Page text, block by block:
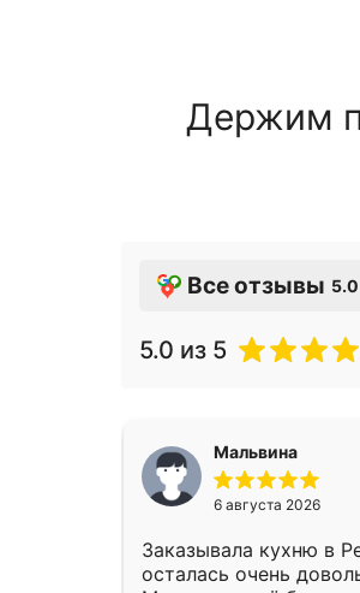
Держим
Все отзывы 5.0
5.0 из 5
Мальвина
6 августа 2026
Заказывала кухню в
осталась очень